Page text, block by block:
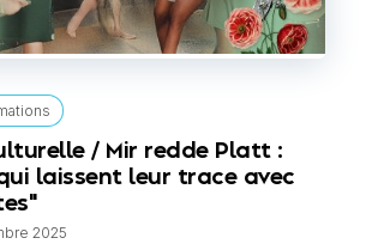
/ Mir redde Platt :
laissent leur trace avec
2025